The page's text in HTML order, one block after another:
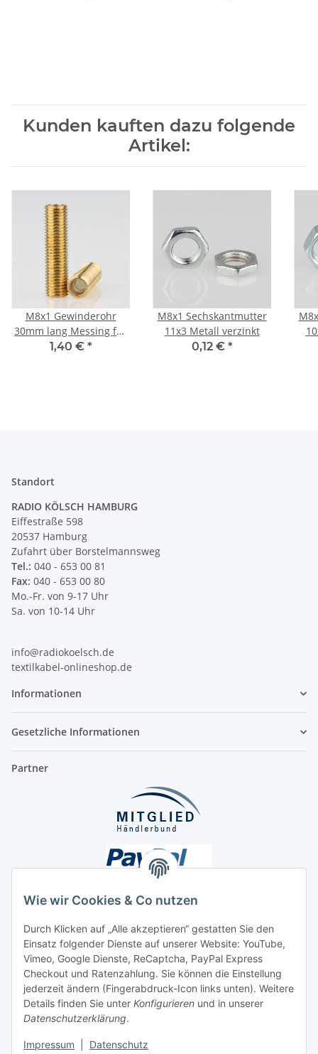
Wie wir Cookies & Co nutzen
Durch Klicken auf „Alle akzeptieren“ gestatten Sie den
Einsatz folgender Dienste auf unserer Website: YouTube,
Vimeo, Google Dienste, ReCaptcha, PayPal Express
Checkout und Ratenzahlung. Sie können die Einstellung
jederzeit ändern (Fingerabdruck-Icon links unten). Weitere
Details finden Sie unter Konfigurieren und in unserer
Datenschutzerklärung.
Impressum Datenschutz
Kunden kauften dazu folgende
Artikel:
M8x1 Gewinderohr
30mm lang Messing für
Lampen und
1,40 € *
M8x1 Sechskantmutter
11x3 Metall verzinkt
0,12 € *
Standort
RADIO KÖLSCH HAMBURG
Eiffestraße 598
20537 Hamburg
Zufahrt über Borstelmannsweg
Tel.: 040 - 653 00 81
Fax: 040 - 653 00 80
Mo.-Fr. von 9-17 Uhr
Sa. von 10-14 Uhr
info@radiokoelsch.de
textilkabel-onlineshop.de
Informationen
Gesetzliche Informationen
Partner
Unsere Seiten
Social Media
Vertrag widerrufen